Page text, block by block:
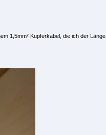
1,5mm² Kupferkabel, die ich der Länge